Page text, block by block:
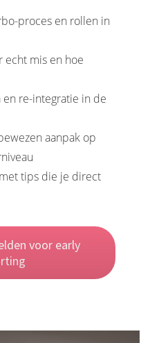
proces en rollen in
echt mis en hoe
en re-integratie in de
aanpak op
tips die je direct
voor early